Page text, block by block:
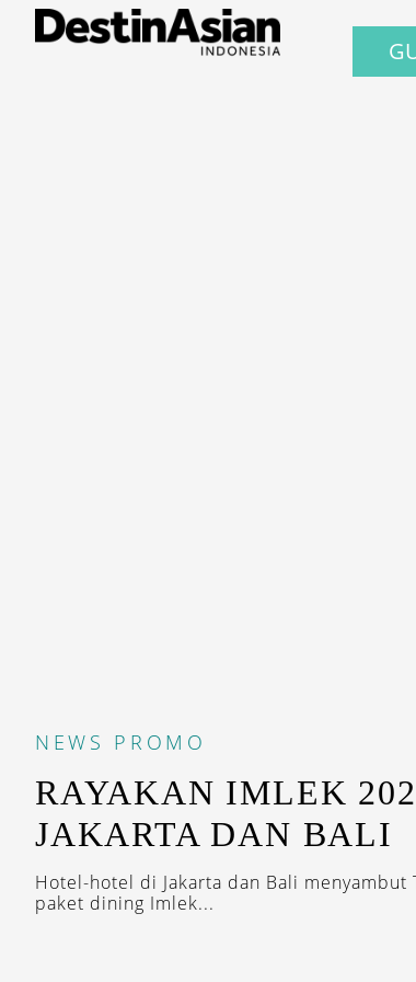
NEWS PROMO
RAYAKAN IMLEK
JAKARTA DAN BALI
Hotel-hotel di Jakarta dan Bali menyambut
paket dining Imlek...